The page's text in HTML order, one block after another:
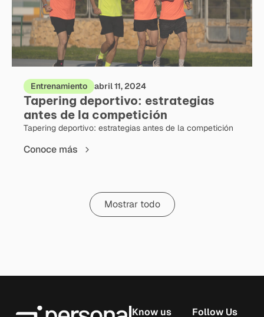
Entrenamiento abril 11, 2024
Tapering deportivo: estrategias
antes de la competición
Tapering deportivo: estrategias antes de la competición
Conoce más
Mostrar todo
Know us Follow Us